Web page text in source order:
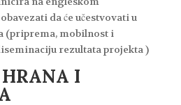
da će učestvovati u
(priprema, mobilnost i
rezultata projekta )
I